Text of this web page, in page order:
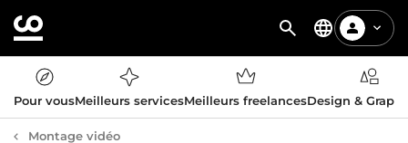
Pour vousMeilleurs servicesMeilleurs freelancesDesign &
Montage vidéo